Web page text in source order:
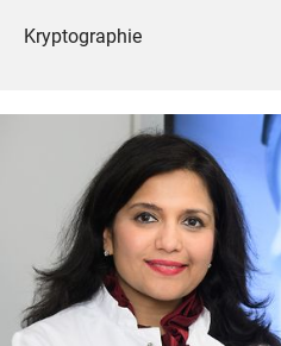
Kryptographie